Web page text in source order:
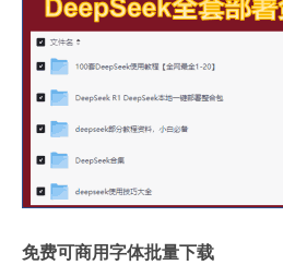
免费可商用字体批量下载